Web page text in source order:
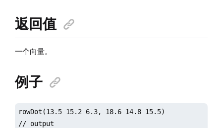
返回值
一个向量。
例子
rowDot(13.5 15.2 6.3, 18.6 14.8 15.5)
// output